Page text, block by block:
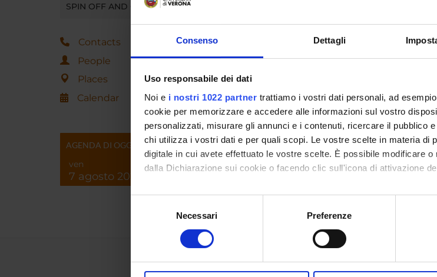
Consenso Dettagli
Uso responsabile dei dati
Noi e i nostri 1022 partner trattiamo i vostri dati personali, ad
cookie per memorizzare e accedere alle informazioni sul vostro
personalizzati, misurare gli annunci e i contenuti, ricercare il pubblico
chi utilizza i vostri dati e per quali scopi. Le vostre scelte in materia di
digitale in cui avete effettuato le vostre scelte. È possibile modificare
dalla Dichiarazione sui cookie o facendo clic sull'icona di attivazione
Con il tuo consenso, vorremmo anche:
raccogliere informazioni sulla tua posizione geografica, con
digitali).
modificare o ritirare il tuo consenso in qualsiasi momento dalla
Necessari Preferenze
SPIN OFF AND COMPANIES
Contacts
People
Places
Calendar
AGENDA DI OGGI
ven
7 agosto 2026